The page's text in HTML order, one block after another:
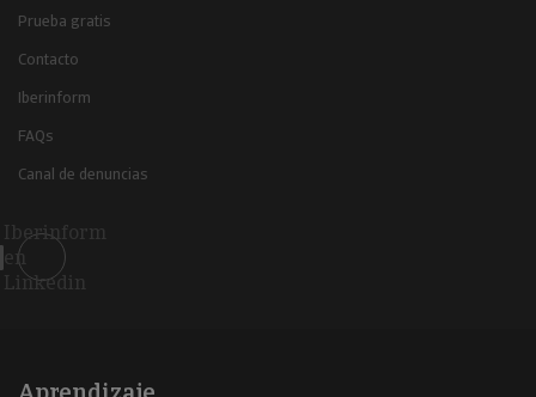
Prueba gratis
Contacto
Iberinform
FAQs
Canal de denuncias
Iberinform
en
Linkedin